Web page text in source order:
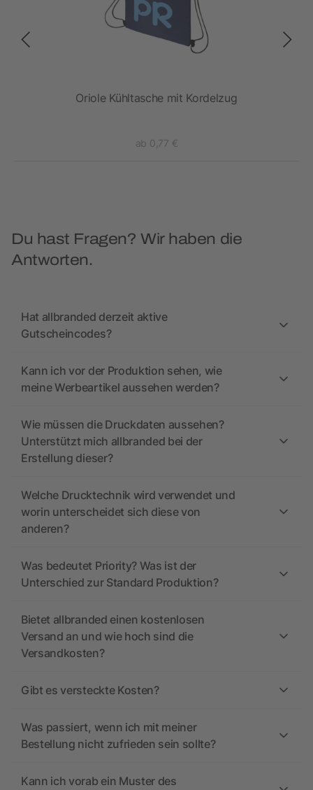
Oriole Kühltasche mit Kordelzug
ab 0,77 €
Du hast Fragen? Wir haben die
Antworten.
Hat allbranded derzeit aktive
Gutscheincodes?
Kann ich vor der Produktion sehen, wie
meine Werbeartikel aussehen werden?
Wie müssen die Druckdaten aussehen?
Unterstützt mich allbranded bei der
Erstellung dieser?
Welche Drucktechnik wird verwendet und
worin unterscheidet sich diese von
anderen?
Was bedeutet Priority? Was ist der
Unterschied zur Standard Produktion?
Bietet allbranded einen kostenlosen
Versand an und wie hoch sind die
Versandkosten?
Gibt es versteckte Kosten?
Was passiert, wenn ich mit meiner
Bestellung nicht zufrieden sein sollte?
Kann ich vorab ein Muster des